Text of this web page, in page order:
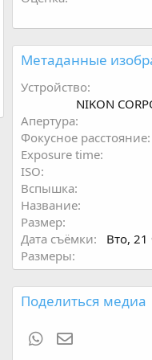
Метаданные
Устройство
NIKON
Апертура
Фокусное расстояние
Exposure time
ISO
Вспышка
Название
Размер
Дата съёмки
Вто,
Размеры
Поделиться медиа
WhatsApp